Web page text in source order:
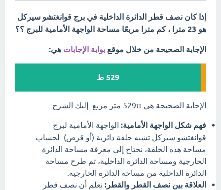
إذا كان نصف قطر الدائرة الداخلية في برج قوانغتشو سيركل
هو 23 مترا ، كم مترا مربعًا مساحة الواجهة الأمامية للبرج ؟؟
الإجابة الصحيحة من خلال موقع بوابة الإجابات هي:
529 ط
الإجابة الصحيحة هي 529π متر مربع. إليك الشرح:
فهم شكل الواجهة الأمامية: الواجهة الأمامية لبرج
قوانغتشو سيركل تشبه حلقة دائرية (أو قرص). لحساب
مساحة هذه الحلقة، نحتاج إلى معرفة مساحة الدائرة
الخارجية ومساحة الدائرة الداخلية، ثم طرح مساحة
الدائرة الداخلية من مساحة الدائرة الخارجية.
العلاقة بين نصف القطر والقطر: نعلم أن نصف قطر